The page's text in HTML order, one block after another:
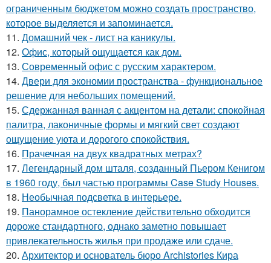
ограниченным бюджетом можно создать пространство,
которое выделяется и запоминается.
11. Домашний чек - лист на каникулы.
12. Офис, который ощущается как дом.
13. Современный офис с русским характером.
14. Двери для экономии пространства - функциональное
решение для небольших помещений.
15. Сдержанная ванная с акцентом на детали: спокойная
палитра, лаконичные формы и мягкий свет создают
ощущение уюта и дорогого спокойствия.
16. Прачечная на двух квадратных метрах?
17. Легендарный дом шталя, созданный Пьером Кенигом
в 1960 году, был частью программы Case Study Houses.
18. Необычная подсветка в интерьере.
19. Панорамное остекление действительно обходится
дороже стандартного, однако заметно повышает
привлекательность жилья при продаже или сдаче.
20. Архитектор и основатель бюро Archistories Кира